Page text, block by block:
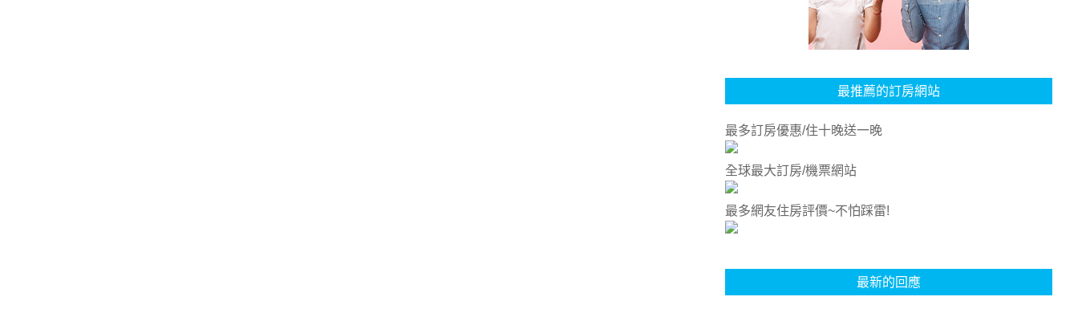
最推薦的訂房網站
最多訂房優惠/住十晚送一晚
全球最大訂房/機票網站
最多網友住房評價~不怕踩雷!
最新的回應